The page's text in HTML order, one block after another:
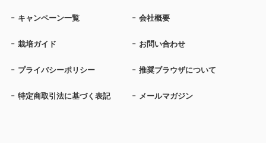
キャンペーン一覧 会社概要
栽培ガイド お問い合わせ
プライバシーポリシー 推奨ブラウザについて
特定商取引法に基づく表記 メールマガジン